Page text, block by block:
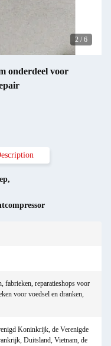
2 / 6
onderdeel voor
,
fabrieken, reparatieshops voor
voor voedsel en dranken,
Koninkrijk, de Verenigde
Duitsland, Vietnam, de